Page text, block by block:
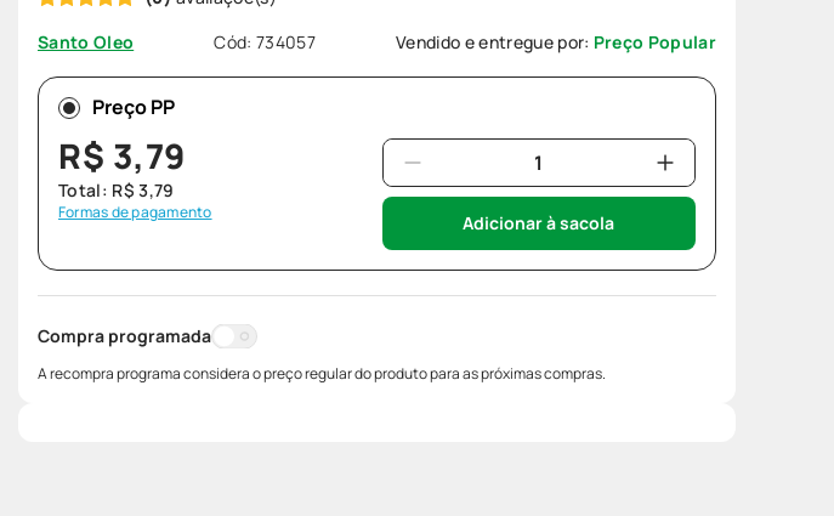
Santo Oleo
Cód:734057 Vendido e entregue por: Preço Popular
Preço PP
R$ 3,79
Total: R$ 3,79
Formas de pagamento Adicionar à sacola
Compra programada
A recompra programa considera o preço regular do produto para as próximas compras.